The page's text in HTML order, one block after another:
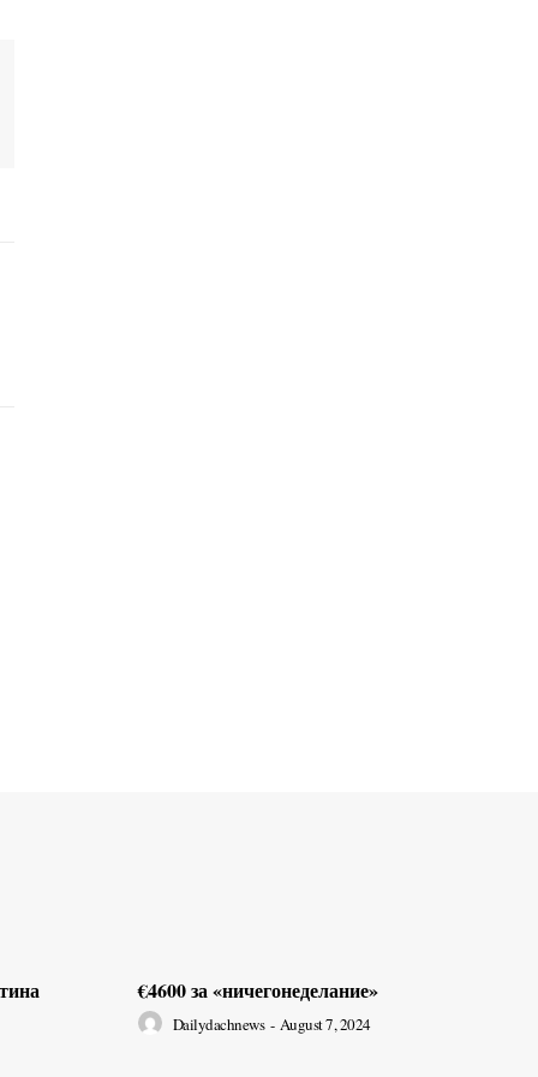
€4600 за «ничегонеделание»
Dailydachnews - August 7, 2024